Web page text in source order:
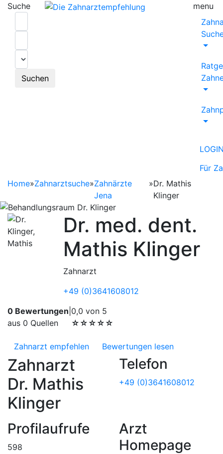
Suche
Suchen
menu
Für
Home»Zahnarztsuche»Zahnärzte
Jena
»Dr. Mathis
Klinger
Dr. med. dent.
Mathis Klinger
Zahnarzt
+49 (0)3641608012
0 Bewertungen
aus 0 Quellen
0,0 von 5
☆☆☆☆☆
Zahnarzt empfehlen Bewertungen lesen
Zahnarzt
Dr. Mathis
Klinger
Telefon
+49 (0)3641608012
Profilaufrufe
598
Arzt
Homepage